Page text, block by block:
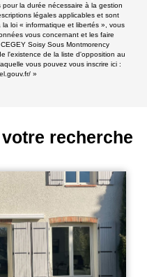
la durée nécessaire à la gestion
légales applicables et sont
loi « informatique et libertés », vous
vous concernant et les faire
Soisy Sous Montmorency
l'existence de la liste d'opposition au
vous pouvez vous inscrire ici :
»
recherche